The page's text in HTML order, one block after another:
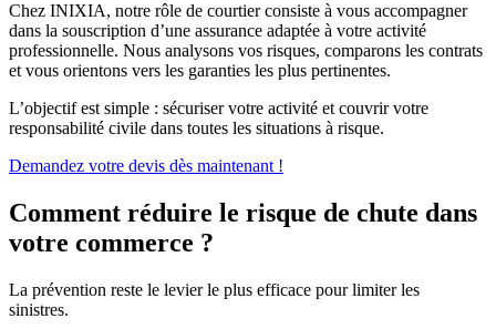
Chez INIXIA, notre rôle de courtier consiste à vous accompagner
dans la souscription d’une assurance adaptée à votre activité
professionnelle. Nous analysons vos risques, comparons les contrats
et vous orientons vers les garanties les plus pertinentes.
L’objectif est simple : sécuriser votre activité et couvrir votre
responsabilité civile dans toutes les situations à risque.
Demandez votre devis dès maintenant !
Comment réduire le risque de chute dans
votre commerce ?
La prévention reste le levier le plus efficace pour limiter les
sinistres.